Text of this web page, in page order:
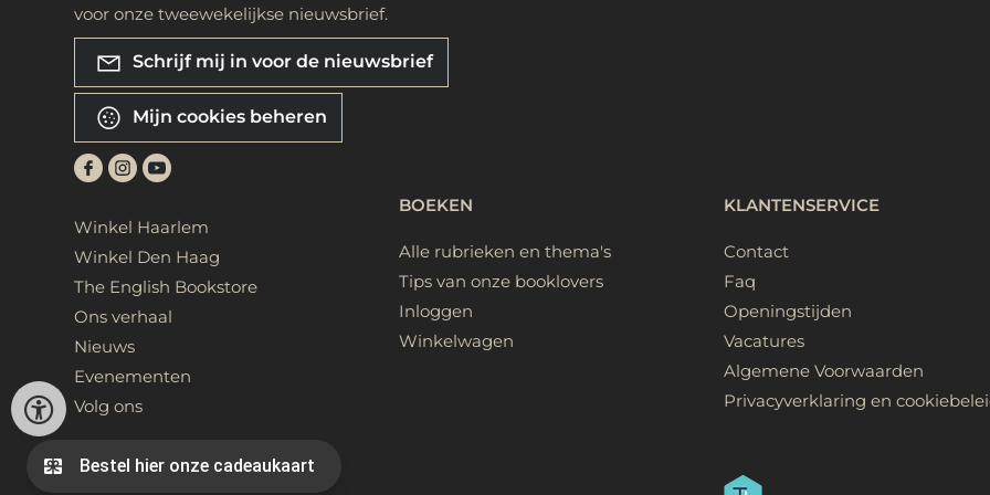
voor onze tweewekelijkse nieuwsbrief.
Schrijf mij in voor de nieuwsbrief
Mijn cookies beheren
Winkel Haarlem
Winkel Den Haag
The English Bookstore
Ons verhaal
Nieuws
Evenementen
Volg ons
BOEKEN
Alle rubrieken en thema's
Tips van onze booklovers
Inloggen
Winkelwagen
KLANTENSERVICE
Contact
Faq
Openingstijden
Vacatures
Algemene Voorwaarden
Privacyverklaring en